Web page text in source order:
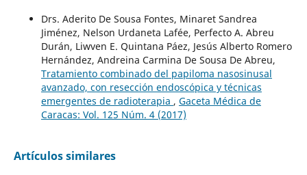
Drs. Aderito De Sousa Fontes, Minaret Sandrea
Jiménez, Nelson Urdaneta Lafée, Perfecto A. Abreu
Durán, Liwven E. Quintana Páez, Jesús Alberto Romero
Hernández, Andreina Carmina De Sousa De Abreu,
Tratamiento combinado del papiloma nasosinusal
avanzado, con resección endoscópica y técnicas
emergentes de radioterapia , Gaceta Médica de
Caracas: Vol. 125 Núm. 4 (2017)
Artículos similares